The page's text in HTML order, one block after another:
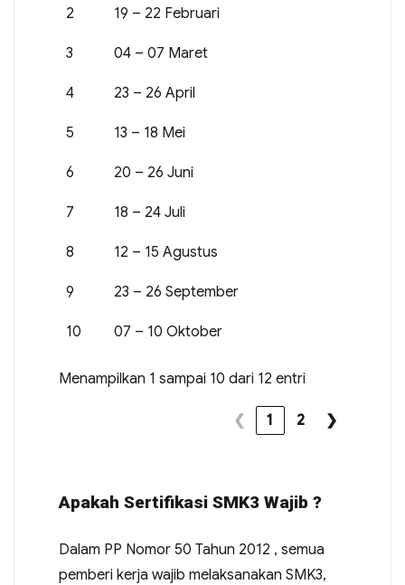
2 19 – 22 Februari
3 04 – 07 Maret
4 23 – 26 April
5 13 – 18 Mei
6 20 – 26 Juni
7 18 – 24 Juli
8 12 – 15 Agustus
9 23 – 26 September
10 07 – 10 Oktober
Menampilkan 1 sampai 10 dari 12 entri
❮ 1 2 ❯
Apakah Sertifikasi SMK3 Wajib ?
Dalam PP Nomor 50 Tahun 2012 , semua
pemberi kerja wajib melaksanakan SMK3,